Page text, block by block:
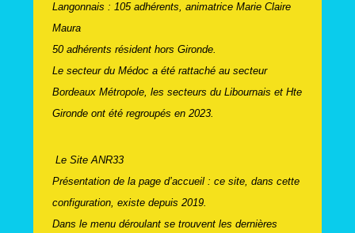
Langonnais : 105 adhérents, animatrice Marie Claire
Maura
50 adhérents résident hors Gironde.
Le secteur du Médoc a été rattaché au secteur
Bordeaux Métropole, les secteurs du Libournais et Hte
Gironde ont été regroupés en 2023.
Le Site ANR33
Présentation de la page d’accueil : ce site, dans cette
configuration, existe depuis 2019.
Dans le menu déroulant se trouvent les dernières